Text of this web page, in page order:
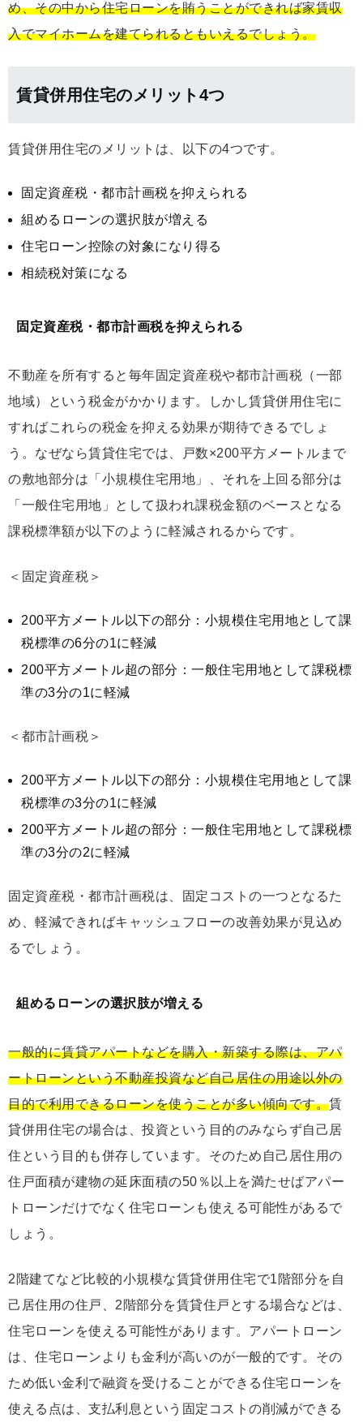
め、その中から住宅ローンを賄うことができれば家賃収
入でマイホームを建てられるともいえるでしょう。
賃貸併用住宅のメリット4つ
賃貸併用住宅のメリットは、以下の4つです。
固定資産税・都市計画税を抑えられる
組めるローンの選択肢が増える
住宅ローン控除の対象になり得る
相続税対策になる
固定資産税・都市計画税を抑えられる
不動産を所有すると毎年固定資産税や都市計画税（一部
地域）という税金がかかります。しかし賃貸併用住宅に
すればこれらの税金を抑える効果が期待できるでしょ
う。なぜなら賃貸住宅では、戸数×200平方メートルまで
の敷地部分は「小規模住宅用地」、それを上回る部分は
「一般住宅用地」として扱われ課税金額のベースとなる
課税標準額が以下のように軽減されるからです。
＜固定資産税＞
200平方メートル以下の部分：小規模住宅用地として課
税標準の6分の1に軽減
200平方メートル超の部分：一般住宅用地として課税標
準の3分の1に軽減
＜都市計画税＞
200平方メートル以下の部分：小規模住宅用地として課
税標準の3分の1に軽減
200平方メートル超の部分：一般住宅用地として課税標
準の3分の2に軽減
固定資産税・都市計画税は、固定コストの一つとなるた
め、軽減できればキャッシュフローの改善効果が見込め
るでしょう。
組めるローンの選択肢が増える
一般的に賃貸アパートなどを購入・新築する際は、アパ
ートローンという不動産投資など自己居住の用途以外の
目的で利用できるローンを使うことが多い傾向です。賃
貸併用住宅の場合は、投資という目的のみならず自己居
住という目的も併存しています。そのため自己居住用の
住戸面積が建物の延床面積の50％以上を満たせばアパー
トローンだけでなく住宅ローンも使える可能性があるで
しょう。
2階建てなど比較的小規模な賃貸併用住宅で1階部分を自
己居住用の住戸、2階部分を賃貸住戸とする場合などは、
住宅ローンを使える可能性があります。アパートローン
は、住宅ローンよりも金利が高いのが一般的です。その
ため低い金利で融資を受けることができる住宅ローンを
使える点は、支払利息という固定コストの削減ができる